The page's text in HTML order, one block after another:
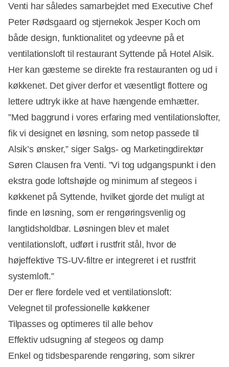
Venti har således samarbejdet med Executive Chef
Peter Rødsgaard og stjernekok Jesper Koch om
både design, funktionalitet og ydeevne på et
ventilationsloft til restaurant Syttende på Hotel Alsik.
Her kan gæsterne se direkte fra restauranten og ud i
køkkenet. Det giver derfor et væsentligt flottere og
lettere udtryk ikke at have hængende emhætter.
”Med baggrund i vores erfaring med ventilationslofter,
fik vi designet en løsning, som netop passede til
Alsik’s ønsker,” siger Salgs- og Marketingdirektør
Søren Clausen fra Venti. ”Vi tog udgangspunkt i den
ekstra gode loftshøjde og minimum af stegeos i
køkkenet på Syttende, hvilket gjorde det muligt at
finde en løsning, som er rengøringsvenlig og
langtidsholdbar. Løsningen blev et malet
ventilationsloft, udført i rustfrit stål, hvor de
højeffektive TS-UV-filtre er integreret i et rustfrit
systemloft.”
Der er flere fordele ved et ventilationsloft:
Velegnet til professionelle køkkener
Tilpasses og optimeres til alle behov
Effektiv udsugning af stegeos og damp
Enkel og tidsbesparende rengøring, som sikrer